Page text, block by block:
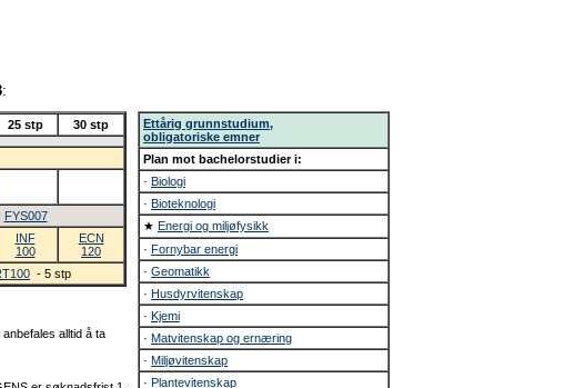
:
25 stp 30 stp
FYS007
INF
100
ECN
120
- 5 stp
alltid å ta
Ettårig grunnstudium,
obligatoriske emner
Plan mot bachelorstudier i:
· Biologi
· Bioteknologi
★ Energi og miljøfysikk
· Fornybar energi
· Geomatikk
· Husdyrvitenskap
· Kjemi
· Matvitenskap og ernæring
· Miljøvitenskap
· Plantevitenskap